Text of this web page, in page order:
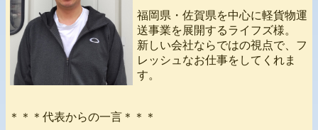
福岡県・佐賀県を中心に軽貨物運
送事業を展開するライフズ様。
新しい会社ならではの視点で、フ
レッシュなお仕事をしてくれま
す。
＊＊＊代表からの一言＊＊＊